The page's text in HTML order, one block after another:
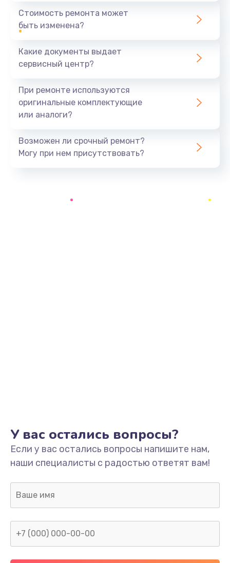
1440 руб.
Ремонт южного моста
Замена батарейки BIOS
Заказать
Замена/Pемонт карбюратора
1300 руб.
Заказать
Ремонт капиллярной трубки
400 руб.
Стоимость ремонта может
быть изменена?
Какие документы выдает
сервисный центр?
При ремонте используются
оригинальные комплектующие
или аналоги?
Возможен ли срочный ремонт?
Могу при нем присутствовать?
У вас остались вопросы?
Если у вас остались вопросы напишите нам,
наши специалисты с радостью ответят вам!